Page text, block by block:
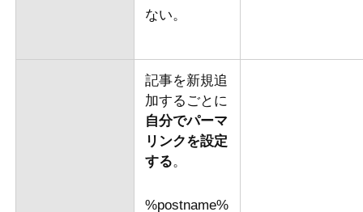
ない。
記事を新規追
加するごとに
自分でパーマ
リンクを設定
する。
%postname%